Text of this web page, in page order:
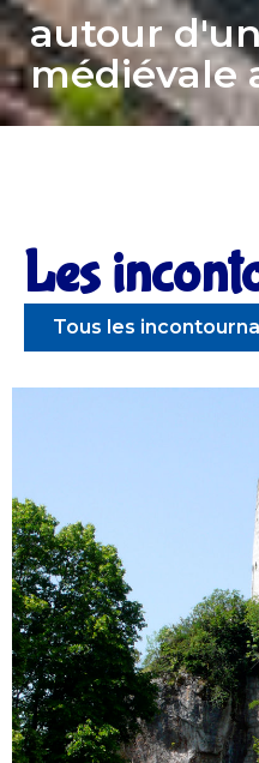
autour
médiévale
Les
Tous les